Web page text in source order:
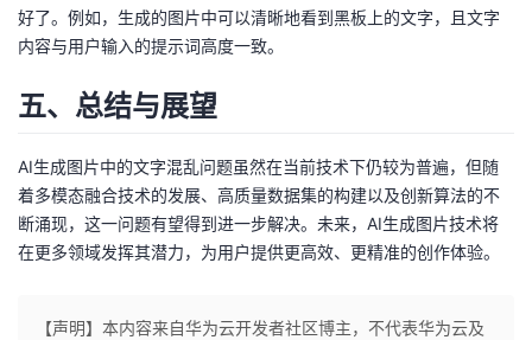
好了。例如，生成的图片中可以清晰地看到黑板上的文字，且文字
内容与用户输入的提示词高度一致。
五、总结与展望
AI生成图片中的文字混乱问题虽然在当前技术下仍较为普遍，但随
着多模态融合技术的发展、高质量数据集的构建以及创新算法的不
断涌现，这一问题有望得到进一步解决。未来，AI生成图片技术将
在更多领域发挥其潜力，为用户提供更高效、更精准的创作体验。
【声明】本内容来自华为云开发者社区博主，不代表华为云及